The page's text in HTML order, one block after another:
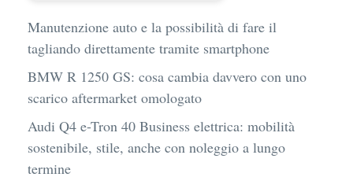
Manutenzione auto e la possibilità di fare il
tagliando direttamente tramite smartphone
BMW R 1250 GS: cosa cambia davvero con uno
scarico aftermarket omologato
Audi Q4 e-Tron 40 Business elettrica: mobilità
sostenibile, stile, anche con noleggio a lungo
termine